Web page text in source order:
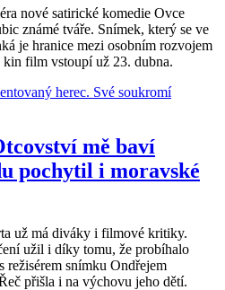
nové satirické komedie Ovce
známé tváře. Snímek, který se ve
je hranice mezi osobním rozvojem
kin film vstoupí už 23. dubna.
mě baví
pochytil i moravské
už má diváky i filmové kritiky.
užil i díky tomu, že probíhalo
režisérem snímku Ondřejem
přišla i na výchovu jeho dětí.